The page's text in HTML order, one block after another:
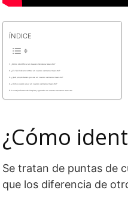
ÍNDICE
¿Cómo identificar un Cuarzo Ventana Maestro?
¿Es fácil de encontrar un cuarzo ventana maestro?
¿Qué propiedades posee un cuarzo ventana maestro?
¿Cómo puedo usar un cuarzo ventana maestro?
La mejor forma de limpiar y guardar un cuarzo ventana maestro
¿Cómo
Se tratan de puntas de
que los diferencia de